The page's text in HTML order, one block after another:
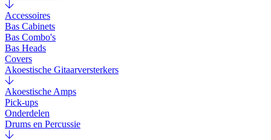
Accessoires
Bas Cabinets
Bas Combo's
Bas Heads
Covers
Akoestische Gitaarversterkers
Akoestische Amps
Pick-ups
Onderdelen
Drums en Percussie